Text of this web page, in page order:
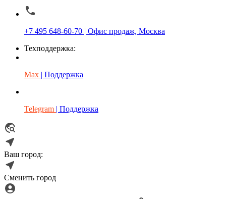
+7 495 648-60-70 | Офис продаж, Москва
Техподдержка:
Max | Поддержка
Telegram | Поддержка
Ваш город:
Сменить город